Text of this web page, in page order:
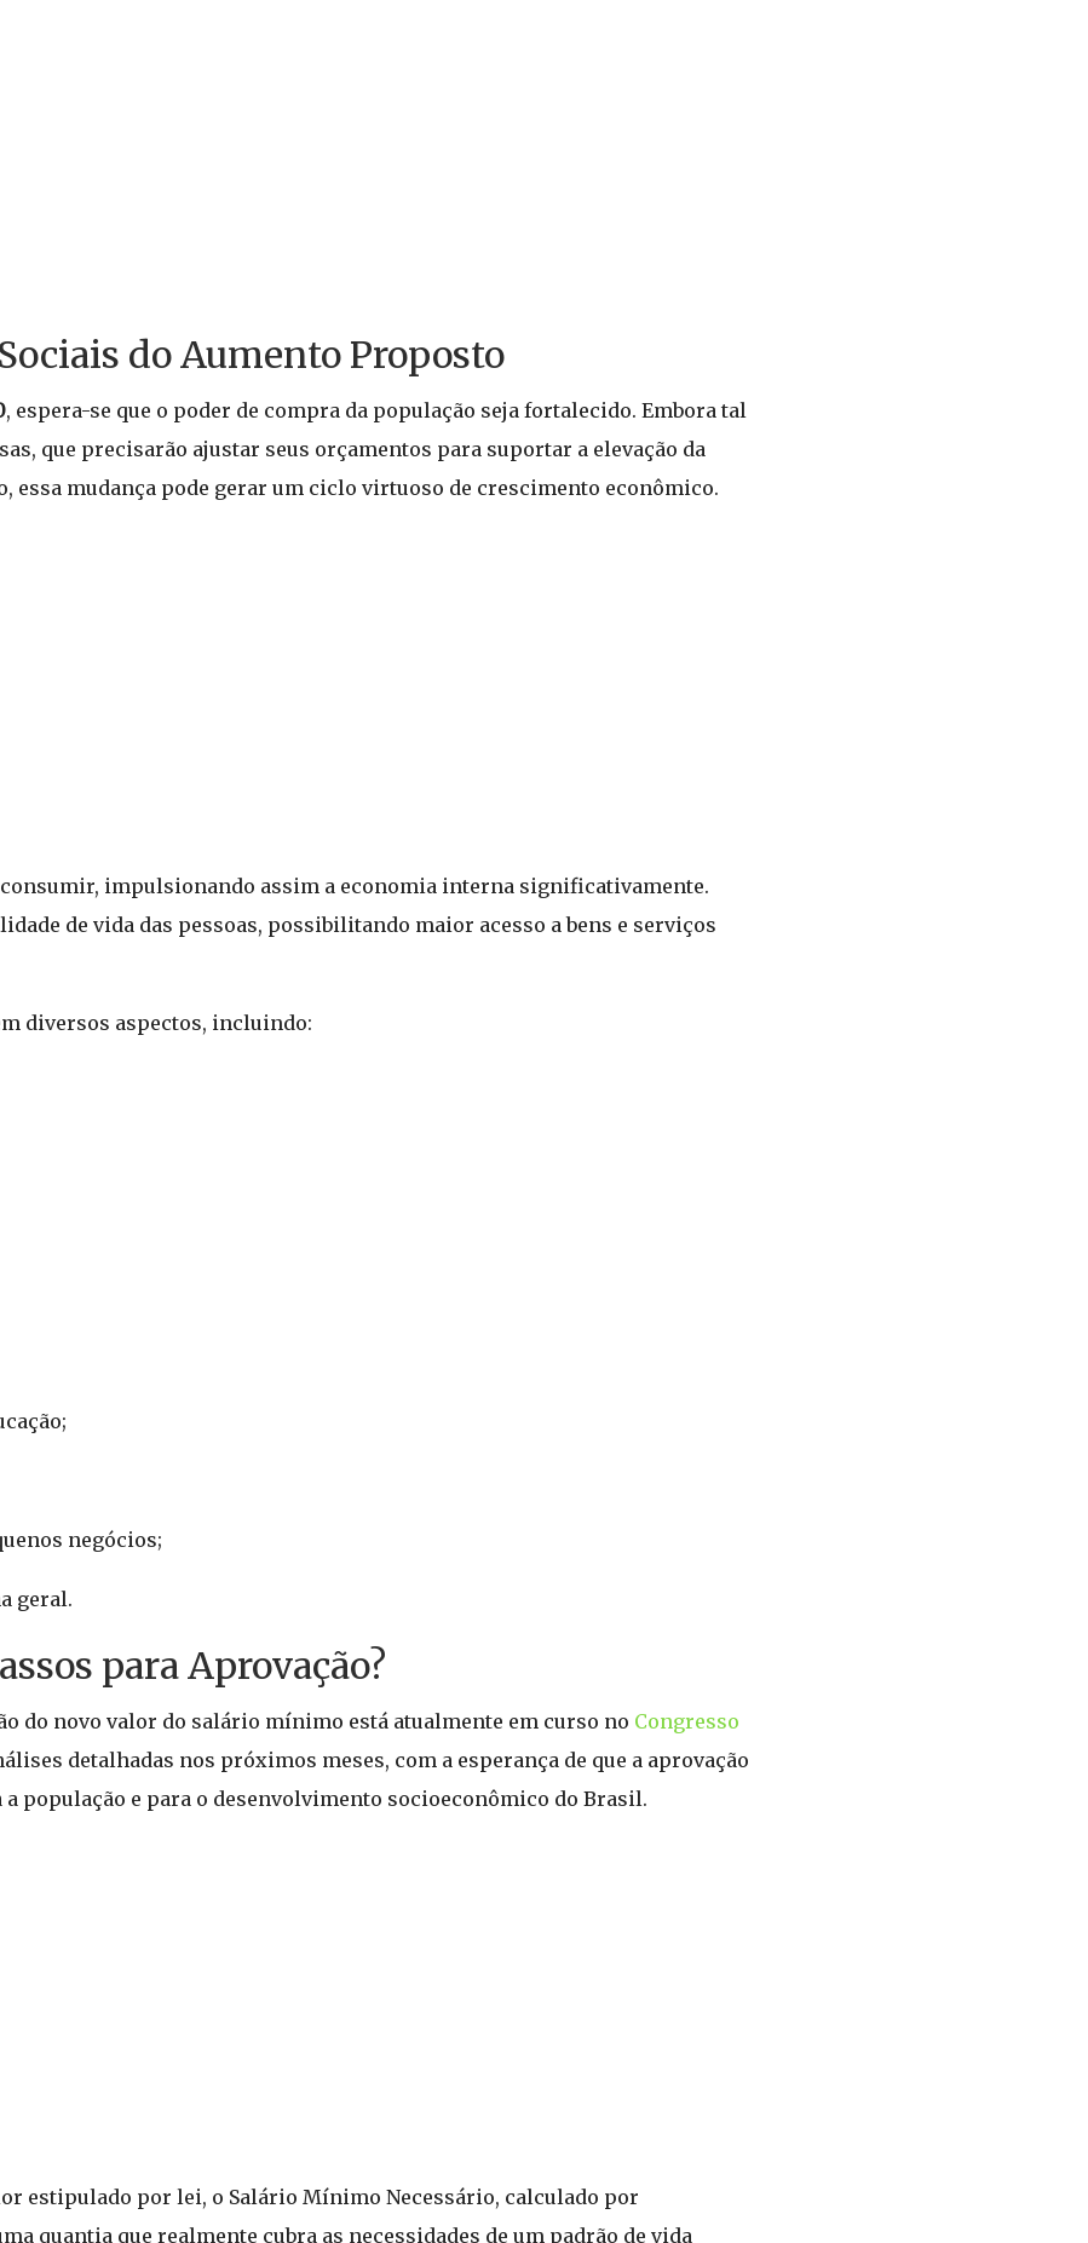
do Aumento Proposto
, espera-se que o poder de compra da população seja fortalecido. Embora tal
que precisarão ajustar seus orçamentos para suportar a elevação da
essa mudança pode gerar um ciclo virtuoso de crescimento econômico.
impulsionando assim a economia interna significativamente.
de vida das pessoas, possibilitando maior acesso a bens e serviços
diversos aspectos, incluindo:
negócios;
geral.
para Aprovação?
do novo valor do salário mínimo está atualmente em curso no Congresso
detalhadas nos próximos meses, com a esperança de que a aprovação
população e para o desenvolvimento socioeconômico do Brasil.
estipulado por lei, o Salário Mínimo Necessário, calculado por
quantia que realmente cubra as necessidades de um padrão de vida